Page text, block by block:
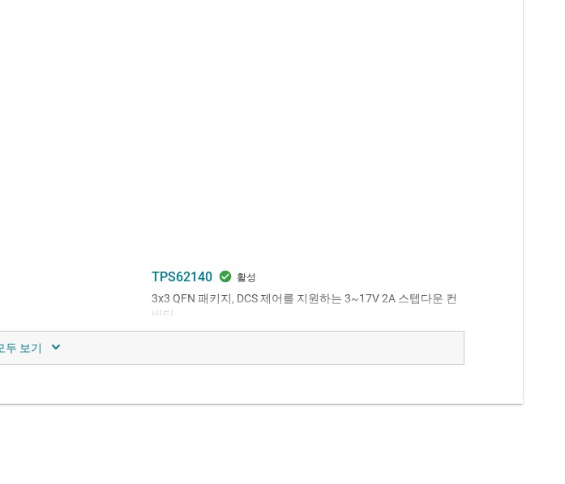
TPS62140
3x3 QFN 패키지, DCS 제어를 지원하는 3~17V 2A 스텝다운 컨
버터